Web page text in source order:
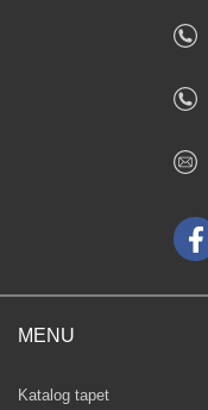
MENU
Katalog tapet